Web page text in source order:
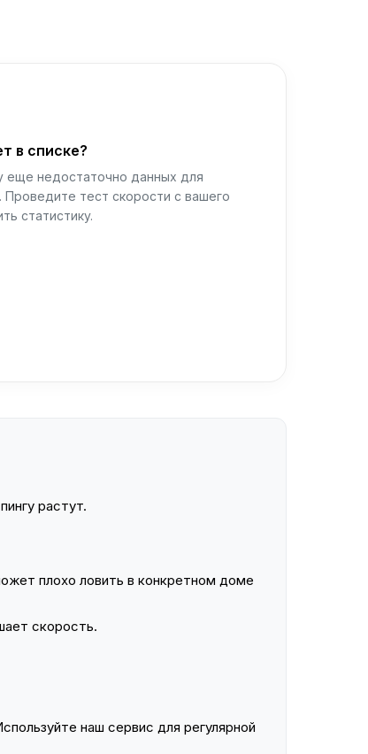
в списке?
недостаточно данных для
тест скорости с вашего
статистику.
растут.
плохо ловить в конкретном доме
скорость.
наш сервис для регулярной